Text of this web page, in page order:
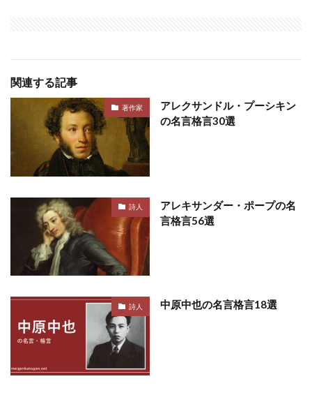
関連する記事
著作家
アレクサンドル・プーシキン
の名言格言30選
詩人
アレキサンダー・ポープの名
言格言56選
詩人 中原中也の名言格言18選